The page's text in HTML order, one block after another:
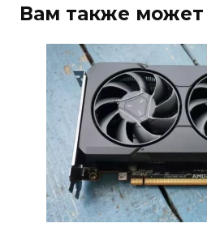
Вам также может